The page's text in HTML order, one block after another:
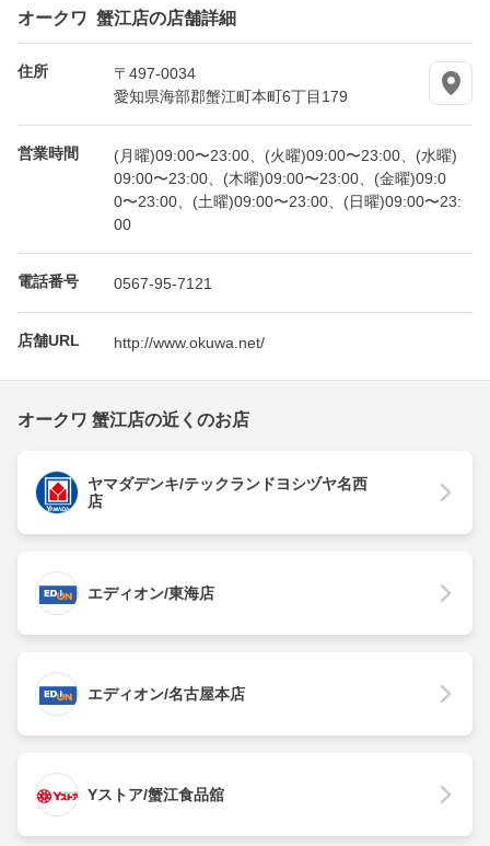
オークワ 蟹江店の店舗詳細
住所
〒497-0034
愛知県海部郡蟹江町本町6丁目179
営業時間
(月曜)09:00〜23:00、(火曜)09:00〜23:00、(水曜)
09:00〜23:00、(木曜)09:00〜23:00、(金曜)09:0
0〜23:00、(土曜)09:00〜23:00、(日曜)09:00〜23:
00
電話番号 0567-95-7121
店舗URL http://www.okuwa.net/
オークワ 蟹江店の近くのお店
ヤマダデンキ/テックランドヨシヅヤ名西
店
エディオン/東海店
エディオン/名古屋本店
Yストア/蟹江食品舘